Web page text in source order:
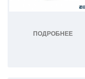
ПОДРОБНЕЕ